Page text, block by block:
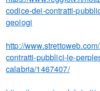
codice-dei-contratti-
geologi
http://
contratti-pubblici-le-
calabria/1467407/